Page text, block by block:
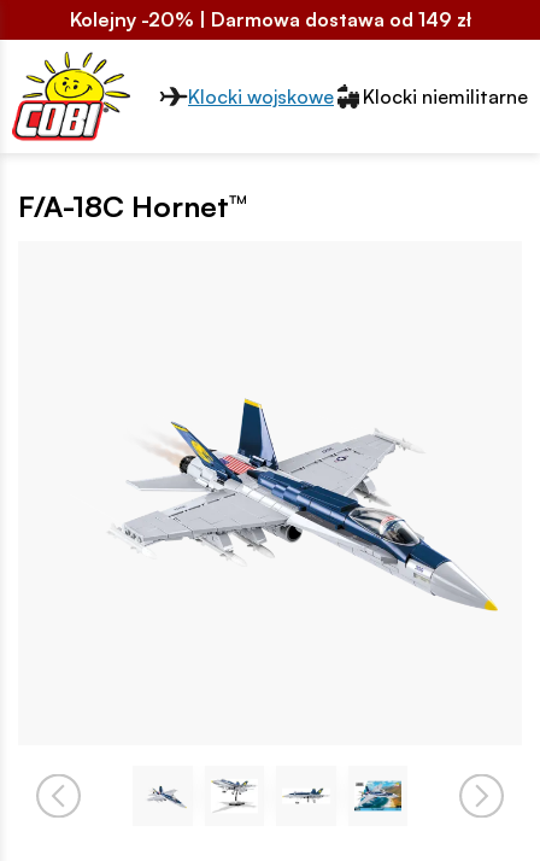
Kolejny -20% | Darmowa dostawa od 149 zł
Przełącznik segmentów2
Klocki wojskowe Klocki niemilitarne
F/A-18C Hornet™